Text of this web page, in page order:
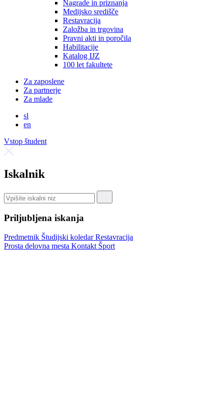
Nagrade in priznanja
Medijsko središče
Restavracija
Založba in trgovina
Pravni akti in poročila
Habilitacije
Katalog IJZ
100 let fakultete
Za zaposlene
Za partnerje
Za mlade
sl
en
Vstop študent
Iskalnik
Priljubljena iskanja
Predmetnik Študijski koledarRestavracija
Prosta delovna mesta Kontakt Šport